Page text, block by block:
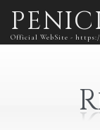
Official WebSite -